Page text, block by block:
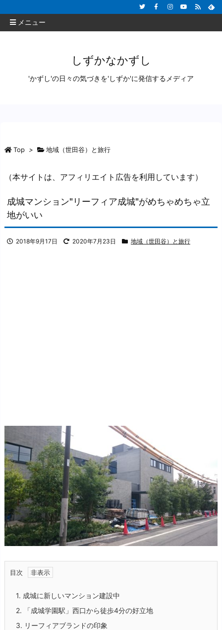
メニュー
しずかなかずし
'かずし'の日々の気づきを'しずか'に発信するメディア
Top > 地域（世田谷）と旅行
（本サイトは、アフィリエイト広告を利用しています）
成城マンション"リーフィア成城"がめちゃめちゃ立
地がいい
2018年9月17日 2020年7月23日 地域（世田谷）と旅行
目次
1. 成城に新しいマンション建設中
2. 「成城学園駅」西口から徒歩4分の好立地
3. リーフィアブランドの印象